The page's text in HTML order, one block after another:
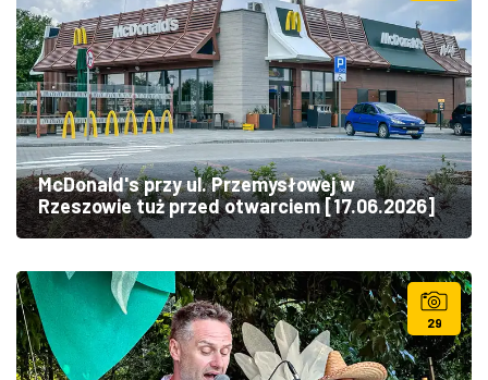
McDonald's przy ul. Przemysłowej w
Rzeszowie tuż przed otwarciem [17.06.2026]
29